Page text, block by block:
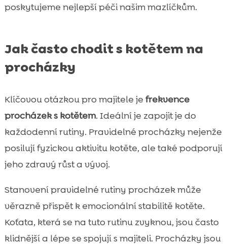
poskytujeme nejlepší péči našim mazlíčkům.
Jak často chodit s kotětem na
procházky
Klíčovou otázkou pro majitele je frekvence
procházek s kotětem. Ideální je zapojit je do
každodenní rutiny. Pravidelné procházky nejenže
posilují fyzickou aktivitu kotěte, ale také podporují
jeho zdravý růst a vývoj.
Stanovení pravidelné rutiny procházek může
věrazně přispět k emocionální stabilitě kotěte.
Koťata, která se na tuto rutinu zvyknou, jsou často
klidnější a lépe se spojují s majiteli. Procházky jsou